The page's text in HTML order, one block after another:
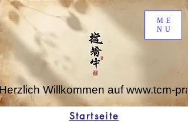
ME
NU
Willkommen auf www.tcm-
Startseite